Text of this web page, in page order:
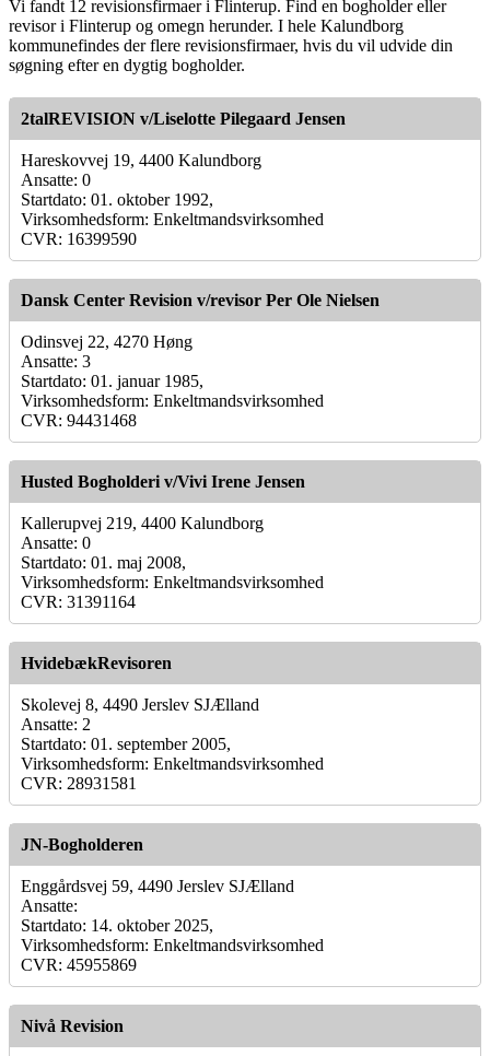
Vi fandt 12 revisionsfirmaer i Flinterup. Find en bogholder eller
revisor i Flinterup og omegn herunder. I hele Kalundborg
kommunefindes der flere revisionsfirmaer, hvis du vil udvide din
søgning efter en dygtig bogholder.
2talREVISION v/Liselotte Pilegaard Jensen
Hareskovvej 19, 4400 Kalundborg
Ansatte: 0
Startdato: 01. oktober 1992,
Virksomhedsform: Enkeltmandsvirksomhed
CVR: 16399590
Dansk Center Revision v/revisor Per Ole Nielsen
Odinsvej 22, 4270 Høng
Ansatte: 3
Startdato: 01. januar 1985,
Virksomhedsform: Enkeltmandsvirksomhed
CVR: 94431468
Husted Bogholderi v/Vivi Irene Jensen
Kallerupvej 219, 4400 Kalundborg
Ansatte: 0
Startdato: 01. maj 2008,
Virksomhedsform: Enkeltmandsvirksomhed
CVR: 31391164
HvidebækRevisoren
Skolevej 8, 4490 Jerslev SJÆlland
Ansatte: 2
Startdato: 01. september 2005,
Virksomhedsform: Enkeltmandsvirksomhed
CVR: 28931581
JN-Bogholderen
Enggårdsvej 59, 4490 Jerslev SJÆlland
Ansatte:
Startdato: 14. oktober 2025,
Virksomhedsform: Enkeltmandsvirksomhed
CVR: 45955869
Nivå Revision